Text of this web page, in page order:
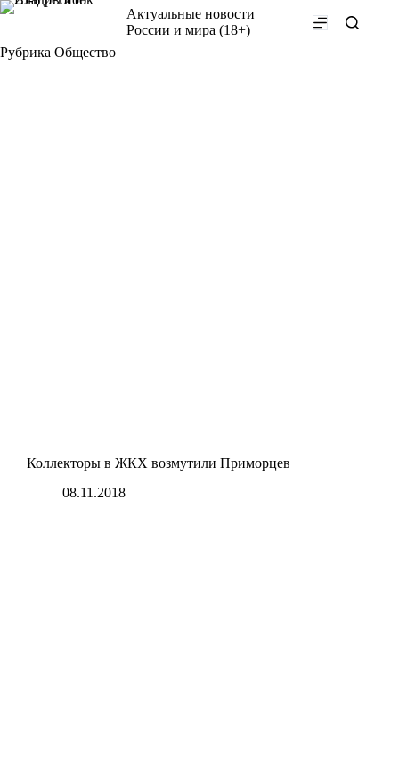
Перейти
Актуальные новости
России и мира (18+)
Рубрика Общество
Коллекторы в ЖКХ возмутили Приморцев
08.11.2018